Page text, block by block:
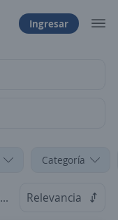
Ingresar
Categoría
Relevancia